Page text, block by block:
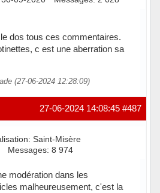
dos tous ces commentaires.
c est une aberration sa
(27-06-2024 12:28:09)
#487
27-06-2024 14:08:45
Saint-Misère
Messages: 8 974
modération dans les
malheureusement, c'est la